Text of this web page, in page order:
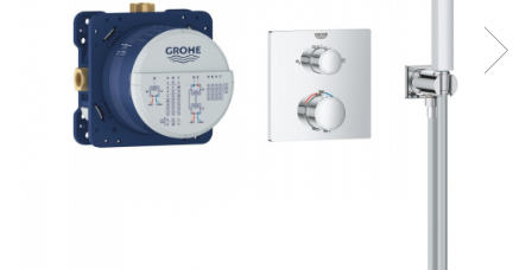
Capace wc
Bideuri
Bideuri suspendate
Bideuri statative
Usi batante
Usi culisante
Usi pliabile
Pereti ficsi